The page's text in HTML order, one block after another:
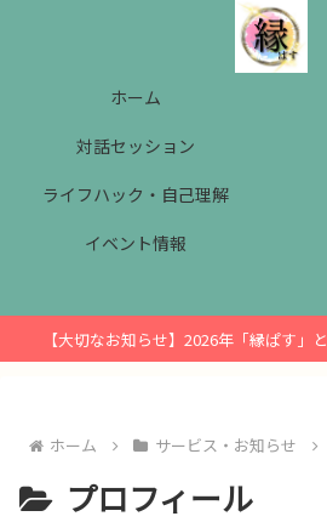
ホーム
対話セッション
ライフハック・自己理解
イベント情報
【大切なお知らせ】2026年「縁ぱす」
ホーム サービス・お知らせ
プロフィール